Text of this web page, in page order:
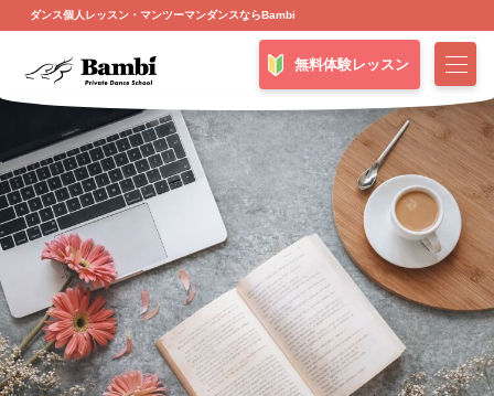
ダンス個人レッスン・マンツーマンダンスならBambi
無料体験レッスン